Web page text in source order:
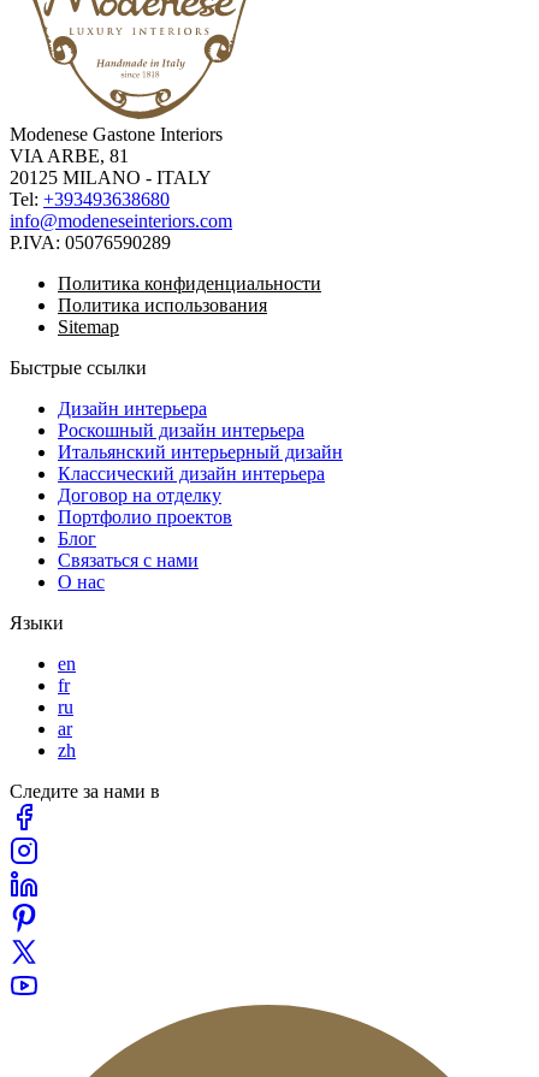
Modenese Gastone Interiors
VIA ARBE, 81
20125 MILANO - ITALY
Tel: +393493638680
info@modeneseinteriors.com
P.IVA: 05076590289
Политика конфиденциальности
Политика использования
Sitemap
Быстрые ссылки
Дизайн интерьера
Роскошный дизайн интерьера
Итальянский интерьерный дизайн
Классический дизайн интерьера
Договор на отделку
Портфолио проектов
Блог
Связаться с нами
О нас
Языки
en
fr
ru
ar
zh
Следите за нами в